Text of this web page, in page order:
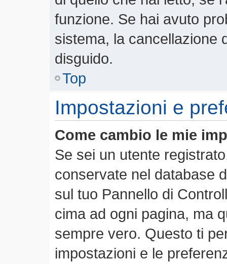
funzione. Se hai avuto
sistema, la cancellazione
disguido.
Top
Impostazioni e
Come cambio le mie
Se sei un utente
conservate nel database
sul tuo Pannello di
cima ad ogni pagina, ma
sempre vero. Questo ti
impostazioni e le